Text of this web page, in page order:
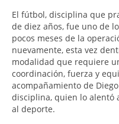
El fútbol, disciplina que
de diez años, fue uno de
pocos meses de la
nuevamente, esta vez
modalidad que requiere
coordinación, fuerza y
acompañamiento de
disciplina, quien lo alentó
al deporte.